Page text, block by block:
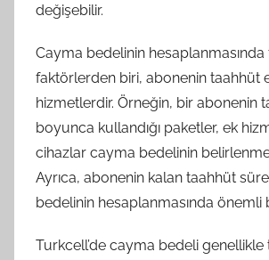
değişebilir.
Cayma bedelinin hesaplanmasında
faktörlerden biri, abonenin taahhüt
hizmetlerdir. Örneğin, bir abonenin
boyunca kullandığı paketler, ek
cihazlar cayma bedelinin
Ayrıca, abonenin kalan taahhüt
bedelinin hesaplanmasında önemli
Turkcell’de cayma bedeli genellikle